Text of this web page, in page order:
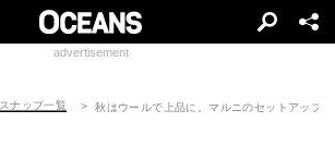
advertisement
スナップ一覧 秋はウールで上品に。マルニのセットアップ